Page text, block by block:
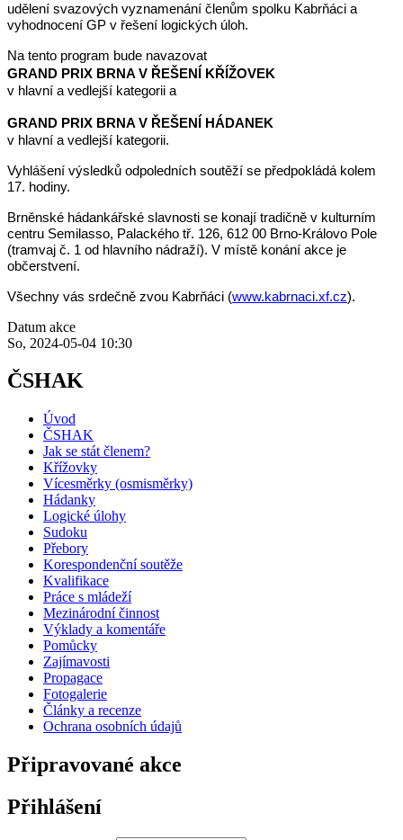
udělení svazových vyznamenání členům spolku Kabrňáci a
vyhodnocení GP v řešení logických úloh.
Na tento program bude navazovat
GRAND PRIX BRNA V ŘEŠENÍ KŘÍŽOVEK
v hlavní a vedlejší kategorii a
GRAND PRIX BRNA V ŘEŠENÍ HÁDANEK
v hlavní a vedlejší kategorii.
Vyhlášení výsledků odpoledních soutěží se předpokládá kolem
17. hodiny.
Brněnské hádankářské slavnosti se konají tradičně v kulturním
centru Semilasso, Palackého tř. 126, 612 00 Brno-Královo Pole
(tramvaj č. 1 od hlavního nádraží). V místě konání akce je
občerstvení.
Všechny vás srdečně zvou Kabrňáci (www.kabrnaci.xf.cz).
Datum akce
So, 2024-05-04 10:30
ČSHAK
Úvod
ČSHAK
Jak se stát členem?
Křížovky
Vícesměrky (osmisměrky)
Hádanky
Logické úlohy
Sudoku
Přebory
Korespondenční soutěže
Kvalifikace
Práce s mládeží
Mezinárodní činnost
Výklady a komentáře
Pomůcky
Zajímavosti
Propagace
Fotogalerie
Články a recenze
Ochrana osobních údajů
Připravované akce
Přihlášení